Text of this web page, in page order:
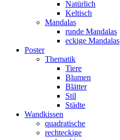
Natürlich
Keltisch
Mandalas
runde Mandalas
eckige Mandalas
Poster
Thematik
Tiere
Blumen
Blätter
Stil
Städte
Wandkissen
quadratische
rechteckige